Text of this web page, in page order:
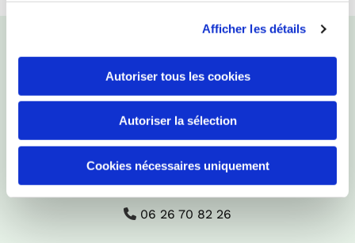
Afficher les détails
Autoriser tous les cookies
Autoriser la sélection
Cookies nécessaires uniquement
 06 26 70 82 26